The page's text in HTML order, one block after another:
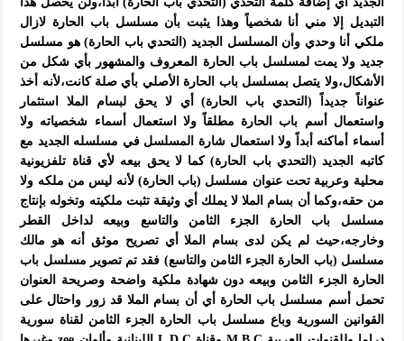
التبديل إلا مني أنا شخصياً وهذا يثبت بأن مسلسل باب الحارة لازال
ملكي أنا وحدي وأن المسلسل الجديد (التحدي باب الحارة) هو مسلسل
جديد ولا يمت لمسلسل باب الحارة المعروف والمشهور بأي شكل من
الأشكال،ولا يتصل بمسلسل باب الحارة الأصلي بأي صلة كانت،لأنه أخذ
عنواناً جديداً (التحدي باب الحارة) أي لا يحق لبسام الملا استثمار
واستعمال أسم باب الحارة مطلقاً ولا استعمال أسماء شخصياته ولا
أسماء أماكنه أبداً ولا استعمال شارة المسلسل في مسلسله الجديد مع
كاتبه الجديد (التحدي باب الحارة) كما لا يحق بيعه لأي قناة تلفزيونية
محلية وعربية تحت عنوان مسلسل (باب الحارة) لأنه ليس من ملكه ولا
من حقه،وكما أن بسام الملا لا يملك أي وثيقة تثبت ملكيته وتخوله بإنتاج
مسلسل باب الحارة الجزء الثامن والتاسع وبيعه لداخل القطر
وخارجه،حيث لم يكن لدى بسام الملا أي تصريح موثق أنه هو مالك
مسلسل (باب الحارة الجزء الثامن والتاسع) فقد تم تصوير مسلسل باب
الحارة الجزء الثامن وبيعه دون شهادة ملكية واضحة وصريحة العنوان
تحمل أسم مسلسل باب الحارة أي أن بسام الملا قد زور واحتال على
القوانين السورية وباع مسلسل باب الحارة الجزء الثامن لقناة سورية